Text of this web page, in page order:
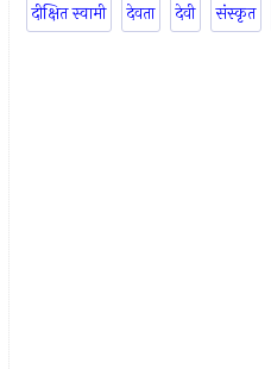
दीक्षित स्वामी
देवता देवी संस्कृत